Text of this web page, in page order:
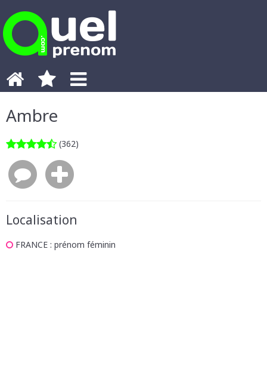
Ambre
(362)
Localisation
FRANCE : prénom féminin